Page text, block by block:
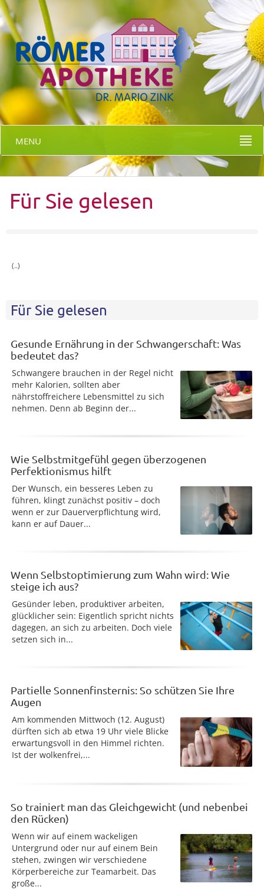
MENU
Für Sie gelesen
(..)
Für Sie gelesen
Gesunde Ernährung in der Schwangerschaft: Was
bedeutet das?
Schwangere brauchen in der Regel nicht
mehr Kalorien, sollten aber
nährstoffreichere Lebensmittel zu sich
nehmen. Denn ab Beginn der...
Wie Selbstmitgefühl gegen überzogenen
Perfektionismus hilft
Der Wunsch, ein besseres Leben zu
führen, klingt zunächst positiv – doch
wenn er zur Dauerverpflichtung wird,
kann er auf Dauer...
Wenn Selbstoptimierung zum Wahn wird: Wie
steige ich aus?
Gesünder leben, produktiver arbeiten,
glücklicher sein: Eigentlich spricht nichts
dagegen, an sich zu arbeiten. Doch viele
setzen sich in...
Partielle Sonnenfinsternis: So schützen Sie Ihre
Augen
Am kommenden Mittwoch (12. August)
dürften sich ab etwa 19 Uhr viele Blicke
erwartungsvoll in den Himmel richten.
Ist der wolkenfrei,...
So trainiert man das Gleichgewicht (und nebenbei
den Rücken)
Wenn wir auf einem wackeligen
Untergrund oder nur auf einem Bein
stehen, zwingen wir verschiedene
Körperbereiche zur Teamarbeit. Das
große...